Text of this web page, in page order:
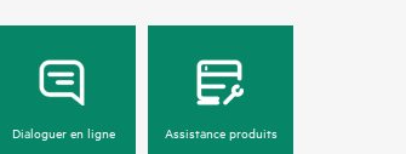
Dialoguer en ligne Assistance produits